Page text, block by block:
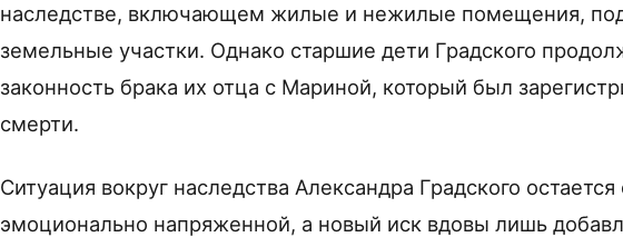
наследстве, включающем жилые и нежилые помещения,
земельные участки. Однако старшие дети Градского
законность брака их отца с Мариной, который был
смерти.
Ситуация вокруг наследства Александра Градского
эмоционально напряженной, а новый иск вдовы лишь